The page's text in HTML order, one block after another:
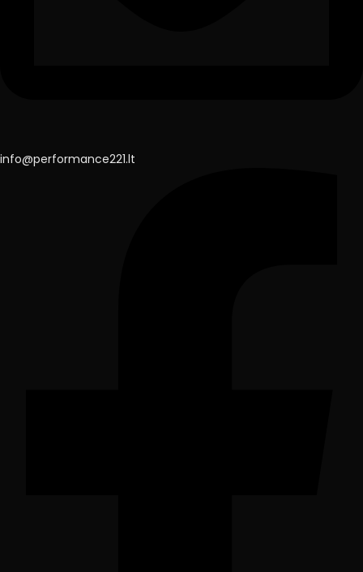
info@performance221.lt